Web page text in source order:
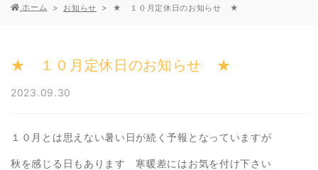
ホーム お知らせ ★ １０月定休日のお知らせ ★
★ １０月定休日のお知らせ ★
2023.09.30
１０月とは思えない暑い日が続く予報となっていますが
秋を感じる日もあります 寒暖差にはお気を付け下さい